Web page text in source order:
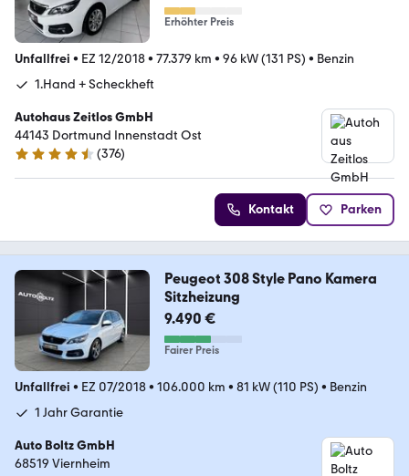
Erhöhter Preis
Unfallfrei • EZ 12/2018• 77.379 km • 96 kW (131 PS) • Benzin
1.Hand + Scheckheft
Autohaus Zeitlos GmbH
44143 Dortmund Innenstadt Ost
4.7 Sterne
(376)
Kontakt Parken
Peugeot 308 Style Pano Kamera
Sitzheizung
9.490 €
Fairer Preis
Unfallfrei • EZ 07/2018• 106.000 km • 81 kW (110 PS) • Benzin
1 Jahr Garantie
Auto Boltz GmbH
68519 Viernheim